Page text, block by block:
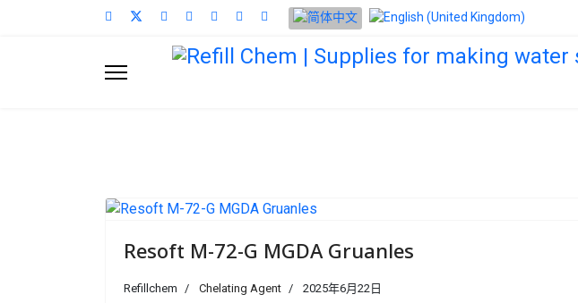
选择你的语音
Resoft M-72-G MGDA Gruanles
Refillchem Chelating Agent 2025年6月22日